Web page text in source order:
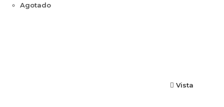
Agotado
Vista